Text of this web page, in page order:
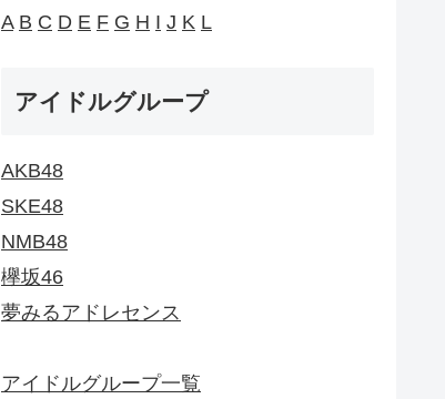
A B C D E F G H I J K L
アイドルグループ
AKB48
SKE48
NMB48
欅坂46
夢みるアドレセンス
アイドルグループ一覧